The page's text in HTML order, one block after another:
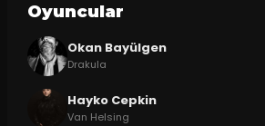
Oyuncular
Okan Bayülgen
Drakula
Hayko Cepkin
Van Helsing